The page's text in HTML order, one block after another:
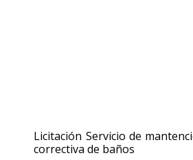
Licitación Servicio de
correctiva de baños